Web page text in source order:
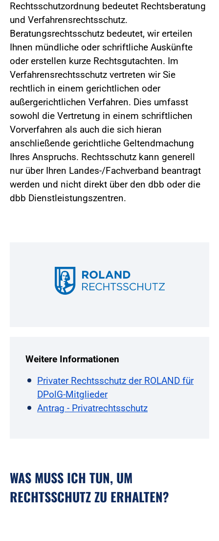
Rechtsschutzordnung bedeutet Rechtsberatung
und Verfahrensrechtsschutz.
Beratungsrechtsschutz bedeutet, wir erteilen
Ihnen mündliche oder schriftliche Auskünfte
oder erstellen kurze Rechtsgutachten. Im
Verfahrensrechtsschutz vertreten wir Sie
rechtlich in einem gerichtlichen oder
außergerichtlichen Verfahren. Dies umfasst
sowohl die Vertretung in einem schriftlichen
Vorverfahren als auch die sich hieran
anschließende gerichtliche Geltendmachung
Ihres Anspruchs. Rechtsschutz kann generell
nur über Ihren Landes-/Fachverband beantragt
werden und nicht direkt über den dbb oder die
dbb Dienstleistungszentren.
Weitere Informationen
Privater Rechtsschutz der ROLAND für
DPolG-Mitglieder
Antrag - Privatrechtsschutz
WAS MUSS ICH TUN, UM
RECHTSSCHUTZ ZU ERHALTEN?